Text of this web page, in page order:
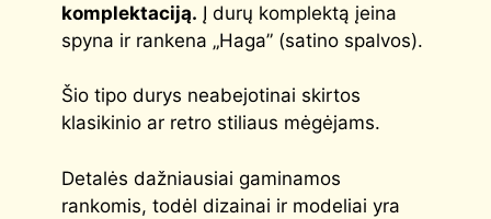
komplektaciją. Į durų komplektą įeina
spyna ir rankena „Haga” (satino spalvos).
Šio tipo durys neabejotinai skirtos
klasikinio ar retro stiliaus mėgėjams.
Detalės dažniausiai gaminamos
rankomis, todėl dizainai ir modeliai yra